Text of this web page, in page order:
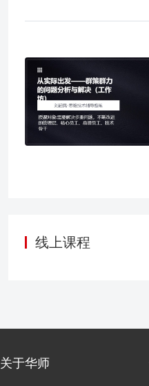
线上课程
关于华师